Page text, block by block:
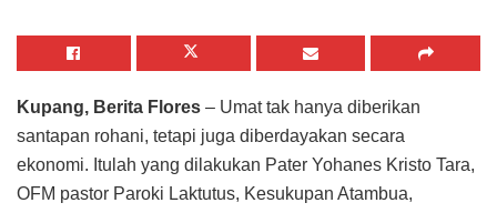
Kupang, Berita Flores – Umat tak hanya diberikan
santapan rohani, tetapi juga diberdayakan secara
ekonomi. Itulah yang dilakukan Pater Yohanes Kristo Tara,
OFM pastor Paroki Laktutus, Kesukupan Atambua,